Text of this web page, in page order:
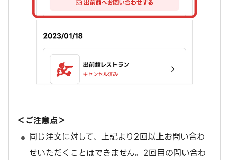
＜ご注意点＞
同じ注文に対して、上記より2回以上お問い合わ
せいただくことはできません。2回目の問い合わ